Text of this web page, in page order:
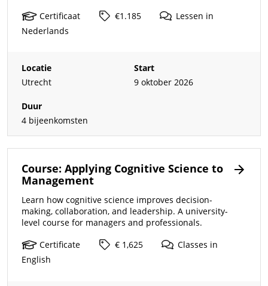
Certificaat
€1.185 Lessen in
Nederlands
Locatie
Utrecht
Start
9 oktober 2026
Duur
4 bijeenkomsten
Course: Applying Cognitive Science to
Management
Learn how cognitive science improves decision-
making, collaboration, and leadership. A university-
level course for managers and professionals.
Certificate
€ 1,625 Classes in
English